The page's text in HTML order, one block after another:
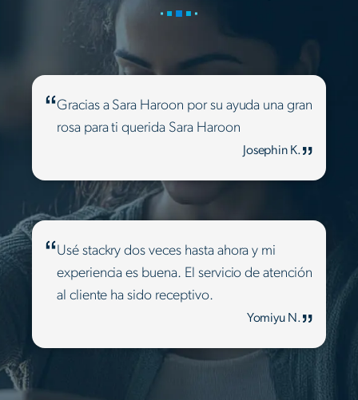
Gracias a Sara Haroon por su ayuda una gran
rosa para ti querida Sara Haroon
Josephin K.
Usé stackry dos veces hasta ahora y mi
experiencia es buena. El servicio de atención
al cliente ha sido receptivo.
Yomiyu N.